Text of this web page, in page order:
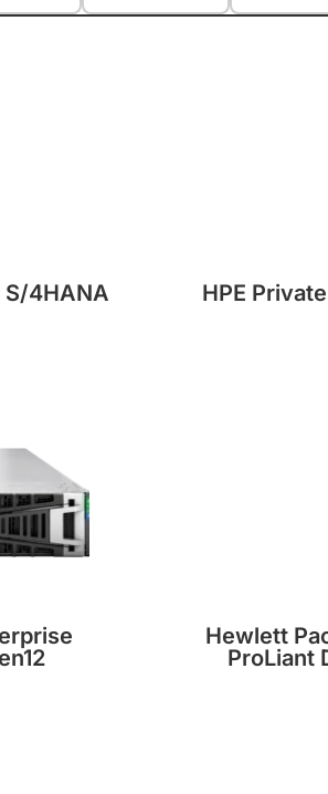
S/4HANA
HPE
Hewlett
ProLiant